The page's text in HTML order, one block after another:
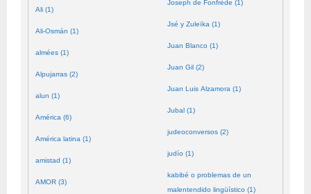
Ali (1)
Ali-Osmán (1)
almées (1)
Alpujarras (2)
alun (1)
América (6)
América latina (1)
amistad (1)
AMOR (3)
Joseph de Fonfrède (1)
Jsé y Zuleïka (1)
Juan Blanco (1)
Juan Gil (2)
Juan Luis Alzamora (1)
Jubal (1)
judeoconversos (2)
judío (1)
kabibé o problemas de un
malentendido lingüístico (1)